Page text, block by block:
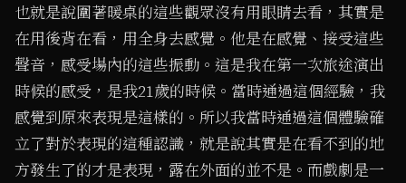
也就是說圍著暖桌的這些觀眾沒有用眼睛去看，其實是
在用後背在看，用全身去感覺。他是在感覺、接受這些
聲音，感受場內的這些振動。這是我在第一次旅途演出
時候的感受，是我21歲的時候。當時通過這個經驗，我
感覺到原來表現是這樣的。所以我當時通過這個體驗確
立了對於表現的這種認識，就是說其實是在看不到的地
方發生了的才是表現，露在外面的並不是。而戲劇是一